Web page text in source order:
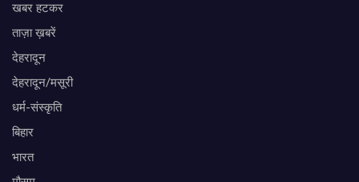
खबर हटकर
ताज़ा ख़बरें
देहरादून
देहरादून/मसूरी
धर्म-संस्कृति
बिहार
भारत